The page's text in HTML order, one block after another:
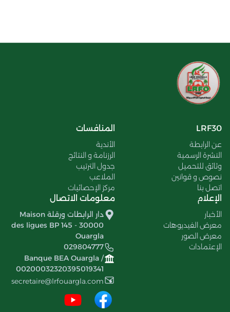
LRF30
عن الرابطة
النشرة الرسمية
وثائق للتحميل
نصوص و قوانين
اتصل بنا
المنافسات
الأندية
الرزنامة و النتائج
جدول الترتيب
الملاعب
مركز الإحصائيات
الإعلام
الأخبار
معرض الفيديوهات
معرض الصور
الإعتمادات
معلومات الاتصال
دار الرابطات ورقلة Maison
des ligues BP 145 - 30000
Ouargla
029804777
Banque BEA Ouargla /
00200032320395019341
secretaire@lrfouargla.com